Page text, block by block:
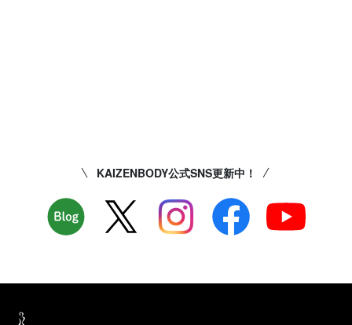
KAIZENBODY公式SNS更新中！